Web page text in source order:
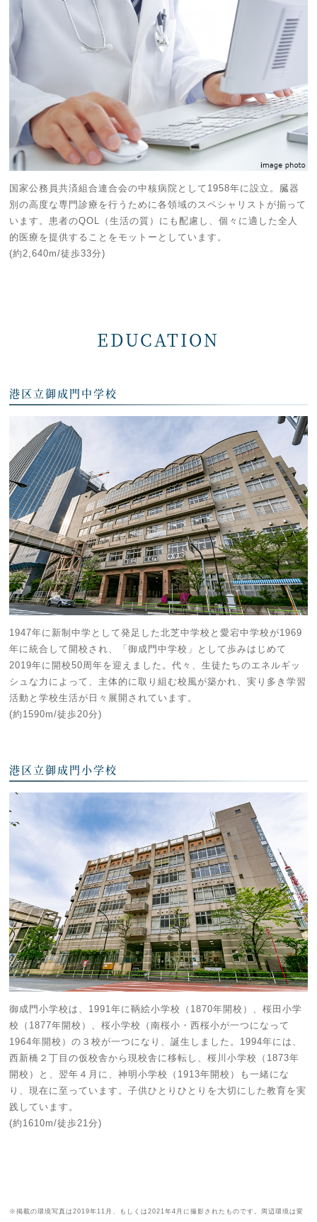
国家公務員共済組合連合会の中核病院として1958年に設立。臓器
別の高度な専門診療を行うために各領域のスペシャリストが揃って
います。患者のQOL（生活の質）にも配慮し、個々に適した全人
的医療を提供することをモットーとしています。
(約2,640m/徒歩33分)
EDUCATION
港区立御成門中学校
1947年に新制中学として発足した北芝中学校と愛宕中学校が1969
年に統合して開校され、「御成門中学校」として歩みはじめて
2019年に開校50周年を迎えました。代々、生徒たちのエネルギッ
シュな力によって、主体的に取り組む校風が築かれ、実り多き学習
活動と学校生活が日々展開されています。
(約1590m/徒歩20分)
港区立御成門小学校
御成門小学校は、1991年に鞆絵小学校（1870年開校）、桜田小学
校（1877年開校）、桜小学校（南桜小・西桜小が一つになって
1964年開校）の３校が一つになり、誕生しました。1994年には、
西新橋２丁目の仮校舎から現校舎に移転し、桜川小学校（1873年
開校）と、翌年４月に、神明小学校（1913年開校）も一緒にな
り、現在に至っています。子供ひとりひとりを大切にした教育を実
践しています。
(約1610m/徒歩21分)
※掲載の環境写真は2019年11月、もしくは2021年4月に撮影されたものです。周辺環境は変